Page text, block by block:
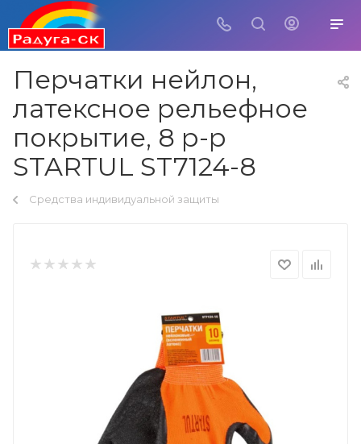
Перчатки нейлон,
латексное рельефное
покрытие, 8 р-р
STARTUL ST7124-8
Средства индивидуальной защиты